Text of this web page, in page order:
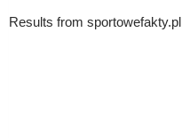
Results from sportowefakty.pl